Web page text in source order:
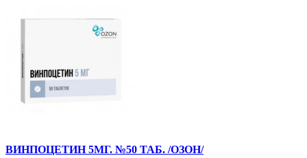
ВИНПОЦЕТИН 5МГ. №50 ТАБ. /ОЗОН/